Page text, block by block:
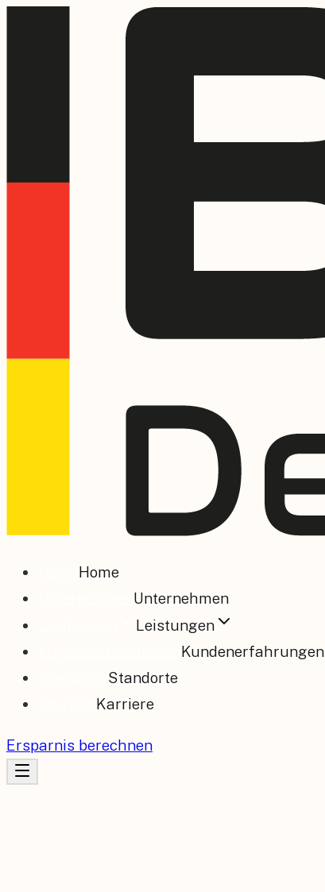
Home
Unternehmen
Leistungen
Kundenerfahrungen
Standorte
Karriere
Ersparnis berechnen